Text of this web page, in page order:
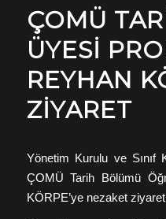
ÇOMÜ
ÜYESI
REYHAN
ZIYARET
Yönetim Kurulu ve Sınıf
ÇOMÜ Tarih Bölümü
KÖRPE’ye nezaket